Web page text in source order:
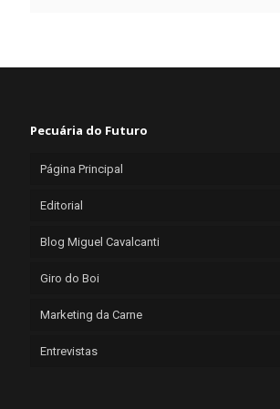
Pecuária do Futuro
Página Principal
Editorial
Blog Miguel Cavalcanti
Giro do Boi
Marketing da Carne
Entrevistas